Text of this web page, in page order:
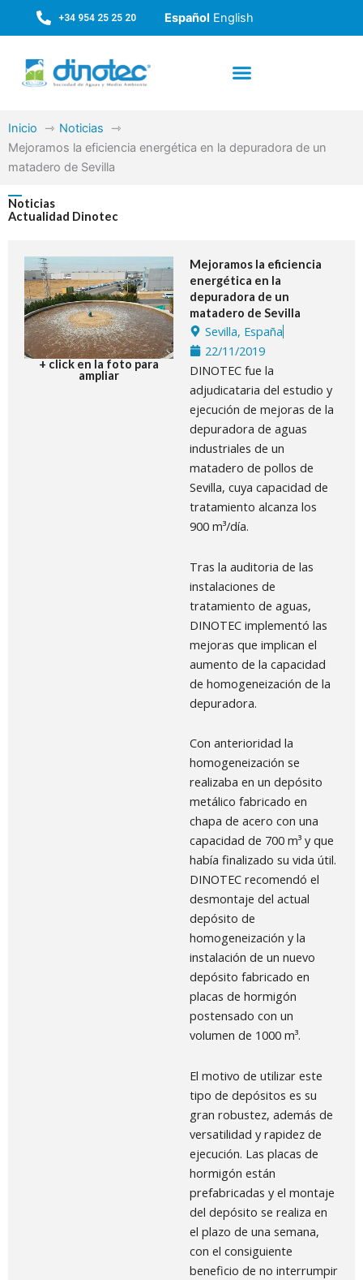
+34 954 25 25 20 Español English
Inicio
Noticias
Mejoramos la eficiencia energética en la depuradora de un
matadero de Sevilla
Noticias
Actualidad Dinotec
+ click en la foto para
ampliar
Mejoramos la eficiencia
energética en la
depuradora de un
matadero de Sevilla
Sevilla, España
22/11/2019
DINOTEC fue la
adjudicataria del estudio y
ejecución de mejoras de la
depuradora de aguas
industriales de un
matadero de pollos de
Sevilla, cuya capacidad de
tratamiento alcanza los
900 m³/día.
Tras la auditoria de las
instalaciones de
tratamiento de aguas,
DINOTEC implementó las
mejoras que implican el
aumento de la capacidad
de homogeneización de la
depuradora.
Con anterioridad la
homogeneización se
realizaba en un depósito
metálico fabricado en
chapa de acero con una
capacidad de 700 m³ y que
había finalizado su vida útil.
DINOTEC recomendó el
desmontaje del actual
depósito de
homogeneización y la
instalación de un nuevo
depósito fabricado en
placas de hormigón
postensado con un
volumen de 1000 m³.
El motivo de utilizar este
tipo de depósitos es su
gran robustez, además de
versatilidad y rapidez de
ejecución. Las placas de
hormigón están
prefabricadas y el montaje
del depósito se realiza en
el plazo de una semana,
con el consiguiente
beneficio de no interrumpir